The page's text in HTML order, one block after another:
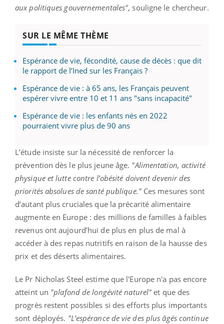
aux politiques gouvernementales", souligne le chercheur.
SUR LE MÊME THÈME
Espérance de vie, fécondité, cause de décès : que dit
le rapport de l’Ined sur les Français ?
Espérance de vie : à 65 ans, les Français peuvent
espérer vivre entre 10 et 11 ans "sans incapacité"
Espérance de vie : les enfants nés en 2022
pourraient vivre plus de 90 ans
L’étude insiste sur la nécessité de renforcer la
prévention dès le plus jeune âge. "Alimentation, activité
physique et lutte contre l’obésité doivent devenir des
priorités absolues de santé publique."Ces mesures sont
d’autant plus cruciales que la précarité alimentaire
augmente en Europe : des millions de familles à faibles
revenus ont aujourd’hui de plus en plus de mal à
accéder à des repas nutritifs en raison de la hausse des
prix et des déserts alimentaires.
Le Pr Nicholas Steel estime que l'Europe n'a pas encore
atteint un "plafond de longévité naturel" et que des
progrès restent possibles si des efforts plus importants
sont déployés. "L’espérance de vie des plus âgés continue